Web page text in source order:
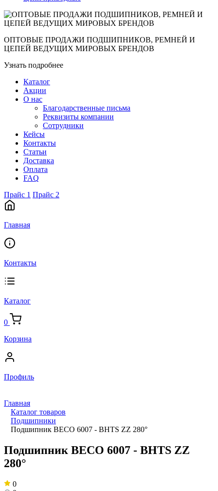
ОПТОВЫЕ ПРОДАЖИ ПОДШИПНИКОВ, РЕМНЕЙ И
ЦЕПЕЙ ВЕДУЩИХ МИРОВЫХ БРЕНДОВ
Узнать подробнее
Каталог
Акции
О нас
Благодарственные письма
Реквизиты компании
Сотрудники
Кейсы
Контакты
Статьи
Доставка
Оплата
FAQ
Прайс 1 Прайс 2
Главная
Контакты
Каталог
0
Корзина
Профиль
Главная
Каталог товаров
Подшипники
Подшипник BECO 6007 - BHTS ZZ 280°
Подшипник BECO 6007 - BHTS ZZ
280°
0